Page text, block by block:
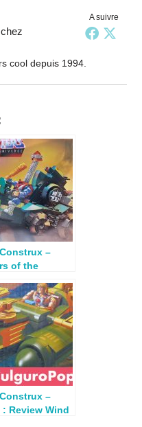
A suivre
cool depuis 1994.
–
of the
–
: Review Wind